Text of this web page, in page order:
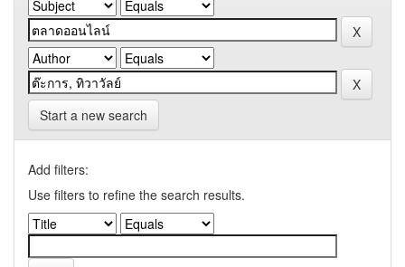
Start a new search
Add filters:
Use filters to refine the search results.